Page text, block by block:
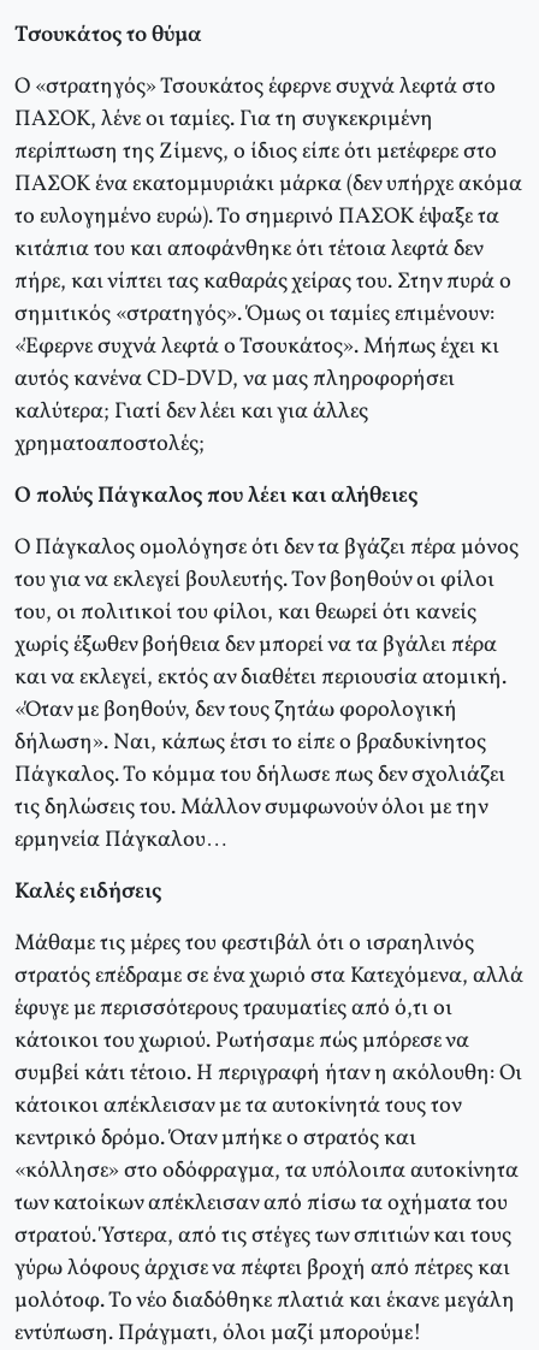
Τσουκάτος το θύμα
Ο «στρατηγός» Τσουκάτος έφερνε συχνά λεφτά στο
ΠΑΣΟΚ, λένε οι ταμίες. Για τη συγκεκριμένη
περίπτωση της Ζίμενς, ο ίδιος είπε ότι μετέφερε στο
ΠΑΣΟΚ ένα εκατομμυριάκι μάρκα (δεν υπήρχε ακόμα
το ευλογημένο ευρώ). Το σημερινό ΠΑΣΟΚ έψαξε τα
κιτάπια του και αποφάνθηκε ότι τέτοια λεφτά δεν
πήρε, και νίπτει τας καθαράς χείρας του. Στην πυρά ο
σημιτικός «στρατηγός». Όμως οι ταμίες επιμένουν:
«Έφερνε συχνά λεφτά ο Τσουκάτος». Μήπως έχει κι
αυτός κανένα CD-DVD, να μας πληροφορήσει
καλύτερα; Γιατί δεν λέει και για άλλες
χρηματοαποστολές;
Ο πολύς Πάγκαλος που λέει και αλήθειες
Ο Πάγκαλος ομολόγησε ότι δεν τα βγάζει πέρα μόνος
του για να εκλεγεί βουλευτής. Τον βοηθούν οι φίλοι
του, οι πολιτικοί του φίλοι, και θεωρεί ότι κανείς
χωρίς έξωθεν βοήθεια δεν μπορεί να τα βγάλει πέρα
και να εκλεγεί, εκτός αν διαθέτει περιουσία ατομική.
«Όταν με βοηθούν, δεν τους ζητάω φορολογική
δήλωση». Ναι, κάπως έτσι το είπε ο βραδυκίνητος
Πάγκαλος. Το κόμμα του δήλωσε πως δεν σχολιάζει
τις δηλώσεις του. Μάλλον συμφωνούν όλοι με την
ερμηνεία Πάγκαλου…
Καλές ειδήσεις
Μάθαμε τις μέρες του φεστιβάλ ότι ο ισραηλινός
στρατός επέδραμε σε ένα χωριό στα Κατεχόμενα, αλλά
έφυγε με περισσότερους τραυματίες από ό,τι οι
κάτοικοι του χωριού. Ρωτήσαμε πώς μπόρεσε να
συμβεί κάτι τέτοιο. Η περιγραφή ήταν η ακόλουθη: Οι
κάτοικοι απέκλεισαν με τα αυτοκίνητά τους τον
κεντρικό δρόμο. Όταν μπήκε ο στρατός και
«κόλλησε» στο οδόφραγμα, τα υπόλοιπα αυτοκίνητα
των κατοίκων απέκλεισαν από πίσω τα οχήματα του
στρατού. Ύστερα, από τις στέγες των σπιτιών και τους
γύρω λόφους άρχισε να πέφτει βροχή από πέτρες και
μολότοφ. Το νέο διαδόθηκε πλατιά και έκανε μεγάλη
εντύπωση. Πράγματι, όλοι μαζί μπορούμε!